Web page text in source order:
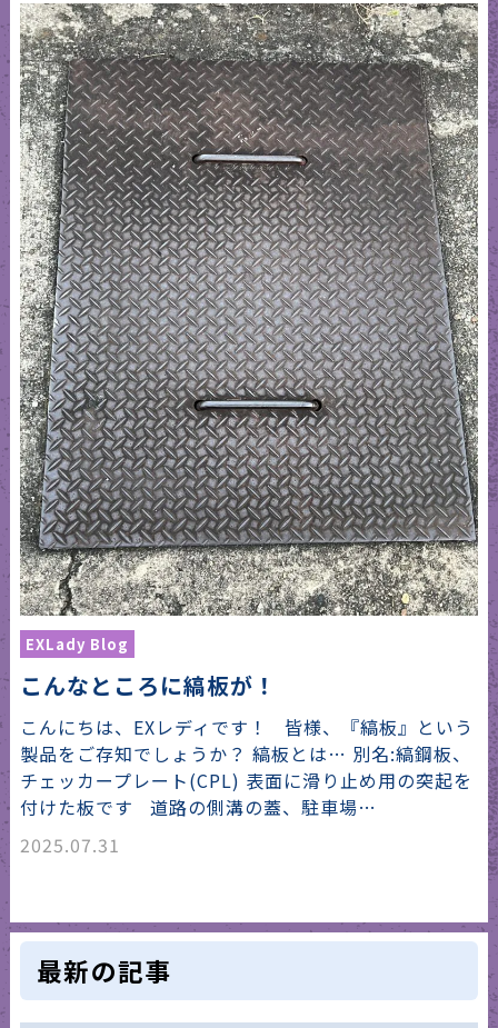
EXLady Blog
こんなところに縞板が！
こんにちは、EXレディです！ 皆様、『縞板』という
製品をご存知でしょうか？ 縞板とは… 別名:縞鋼板、
チェッカープレート(CPL) 表面に滑り止め用の突起を
付けた板です 道路の側溝の蓋、駐車場…
2025.07.31
最新の記事